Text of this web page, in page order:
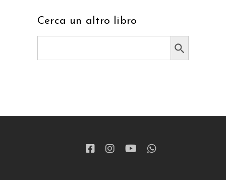
Cerca un altro libro
Search Button